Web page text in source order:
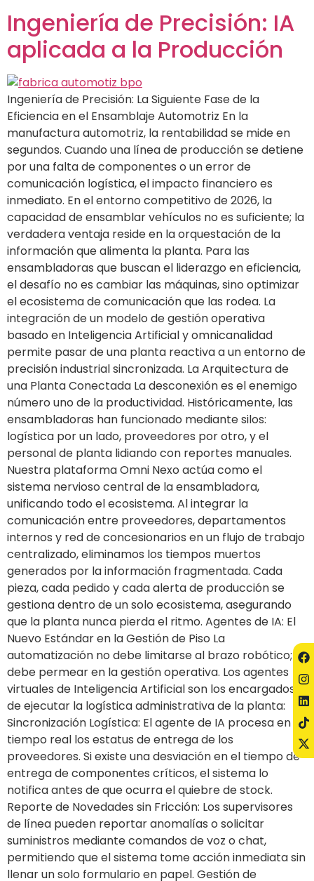
Ingeniería de Precisión: IA
aplicada a la Producción
Ingeniería de Precisión: La Siguiente Fase de la
Eficiencia en el Ensamblaje Automotriz En la
manufactura automotriz, la rentabilidad se mide en
segundos. Cuando una línea de producción se detiene
por una falta de componentes o un error de
comunicación logística, el impacto financiero es
inmediato. En el entorno competitivo de 2026, la
capacidad de ensamblar vehículos no es suficiente; la
verdadera ventaja reside en la orquestación de la
información que alimenta la planta. Para las
ensambladoras que buscan el liderazgo en eficiencia,
el desafío no es cambiar las máquinas, sino optimizar
el ecosistema de comunicación que las rodea. La
integración de un modelo de gestión operativa
basado en Inteligencia Artificial y omnicanalidad
permite pasar de una planta reactiva a un entorno de
precisión industrial sincronizada. La Arquitectura de
una Planta Conectada La desconexión es el enemigo
número uno de la productividad. Históricamente, las
ensambladoras han funcionado mediante silos:
logística por un lado, proveedores por otro, y el
personal de planta lidiando con reportes manuales.
Nuestra plataforma Omni Nexo actúa como el
sistema nervioso central de la ensambladora,
unificando todo el ecosistema. Al integrar la
comunicación entre proveedores, departamentos
internos y red de concesionarios en un flujo de trabajo
centralizado, eliminamos los tiempos muertos
generados por la información fragmentada. Cada
pieza, cada pedido y cada alerta de producción se
gestiona dentro de un solo ecosistema, asegurando
que la planta nunca pierda el ritmo. Agentes de IA: El
Nuevo Estándar en la Gestión de Piso La
automatización no debe limitarse al brazo robótico;
debe permear en la gestión operativa. Los agentes
virtuales de Inteligencia Artificial son los encargados
de ejecutar la logística administrativa de la planta:
Sincronización Logística: El agente de IA procesa en
tiempo real los estatus de entrega de los
proveedores. Si existe una desviación en el tiempo de
entrega de componentes críticos, el sistema lo
notifica antes de que ocurra el quiebre de stock.
Reporte de Novedades sin Fricción: Los supervisores
de línea pueden reportar anomalías o solicitar
suministros mediante comandos de voz o chat,
permitiendo que el sistema tome acción inmediata sin
llenar un solo formulario en papel. Gestión de